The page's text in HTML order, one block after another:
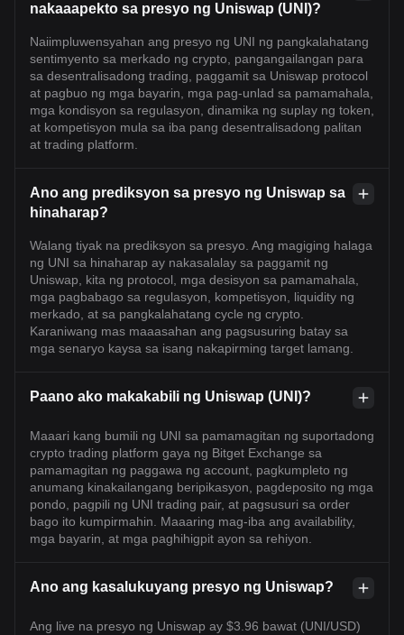
nakaaapekto sa presyo ng Uniswap (UNI)?
Naiimpluwensyahan ang presyo ng UNI ng pangkalahatang
sentimyento sa merkado ng crypto, pangangailangan para
sa desentralisadong trading, paggamit sa Uniswap protocol
at pagbuo ng mga bayarin, mga pag-unlad sa pamamahala,
mga kondisyon sa regulasyon, dinamika ng suplay ng token,
at kompetisyon mula sa iba pang desentralisadong palitan
at trading platform.
Ano ang prediksyon sa presyo ng Uniswap sa
hinaharap?
Walang tiyak na prediksyon sa presyo. Ang magiging halaga
ng UNI sa hinaharap ay nakasalalay sa paggamit ng
Uniswap, kita ng protocol, mga desisyon sa pamamahala,
mga pagbabago sa regulasyon, kompetisyon, liquidity ng
merkado, at sa pangkalahatang cycle ng crypto.
Karaniwang mas maaasahan ang pagsusuring batay sa
mga senaryo kaysa sa isang nakapirming target lamang.
Paano ako makakabili ng Uniswap (UNI)?
Maaari kang bumili ng UNI sa pamamagitan ng suportadong
crypto trading platform gaya ng Bitget Exchange sa
pamamagitan ng paggawa ng account, pagkumpleto ng
anumang kinakailangang beripikasyon, pagdeposito ng mga
pondo, pagpili ng UNI trading pair, at pagsusuri sa order
bago ito kumpirmahin. Maaaring mag-iba ang availability,
mga bayarin, at mga paghihigpit ayon sa rehiyon.
Ano ang kasalukuyang presyo ng Uniswap?
Ang live na presyo ng Uniswap ay $3.96 bawat (UNI/USD)